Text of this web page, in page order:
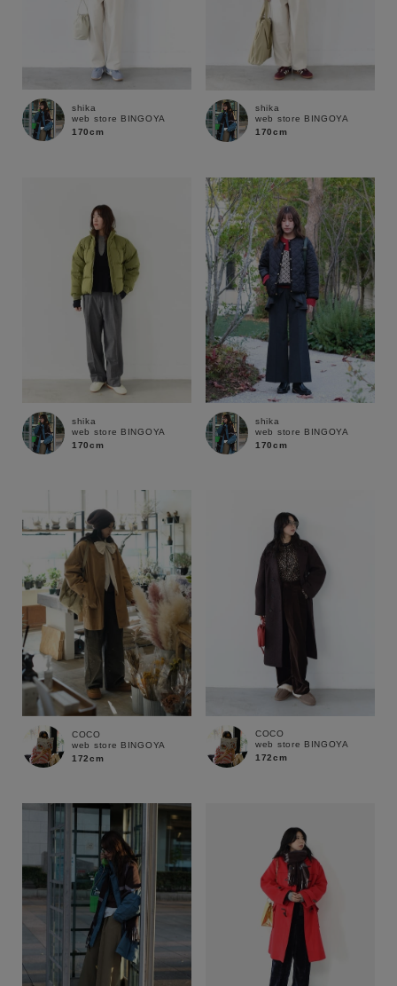
キーワード
MENS LADIES KIDS
ブランド
shika
web store BINGOYA
170cm
shika
web store BINGOYA
170cm
shika
web store BINGOYA
170cm
shika
web store BINGOYA
170cm
COCO
web store BINGOYA
172cm
COCO
web store BINGOYA
172cm